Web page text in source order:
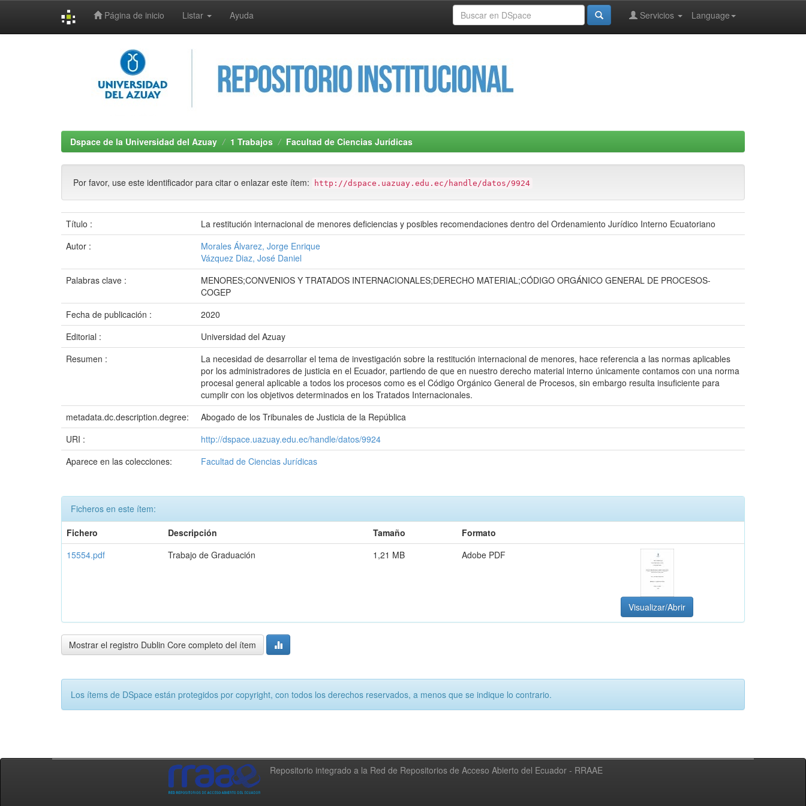
Página de inicio Listar Ayuda Language
Servicios
Dspace de la Universidad del Azuay 1 Trabajos Facultad de Ciencias Jurídicas
Por favor, use este identificador para citar o enlazar este ítem: http://dspace.uazuay.edu.ec/handle/datos/9924
Título :
La restitución internacional de menores deficiencias y posibles recomendaciones dentro del Ordenamiento Jurídico Interno Ecuatoriano
Autor :
Morales Álvarez, Jorge Enrique
Vázquez Diaz, José Daniel
Palabras clave :
MENORES;CONVENIOS Y TRATADOS INTERNACIONALES;DERECHO MATERIAL;CÓDIGO ORGÁNICO GENERAL DE PROCESOS-
COGEP
Fecha de publicación :
2020
Editorial :
Universidad del Azuay
Resumen :
La necesidad de desarrollar el tema de investigación sobre la restitución internacional de menores, hace referencia a las normas aplicables
por los administradores de justicia en el Ecuador, partiendo de que en nuestro derecho material interno únicamente contamos con una norma
procesal general aplicable a todos los procesos como es el Código Orgánico General de Procesos, sin embargo resulta insuficiente para
cumplir con los objetivos determinados en los Tratados Internacionales.
metadata.dc.description.degree:
Abogado de los Tribunales de Justicia de la República
URI :
http://dspace.uazuay.edu.ec/handle/datos/9924
Aparece en las colecciones:
Facultad de Ciencias Jurídicas
Ficheros en este ítem:
Fichero
Descripción Tamaño
Formato
15554.pdf
Trabajo de Graduación 1,21 MB Adobe PDF
Visualizar/Abrir
Mostrar el registro Dublin Core completo del ítem
Los ítems de DSpace están protegidos por copyright, con todos los derechos reservados, a menos que se indique lo contrario.
Repositorio integrado a la Red de Repositorios de Acceso Abierto del Ecuador - RRAAE